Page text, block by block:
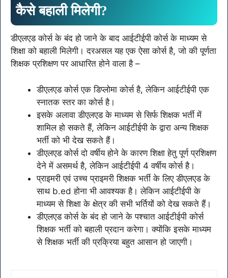
कैसे बहाली मिलेगी?
डीएलएड कोर्स के बंद हो जाने के बाद आईटीईपी कोर्स के माध्यम से
शिक्षा को बहाली मिलेगी। दरअसल यह एक ऐसा कोर्स है, जो की पूर्णता
शिक्षक प्रशिक्षण पर आधारित होने वाला है –
डीएलएड कोर्स एक डिप्लोमा कोर्स है, लेकिन आईटीईपी एक
स्नातक स्तर का कोर्स है।
इसके अलावा डीएलएड के माध्यम से सिर्फ शिक्षक भर्ती में
शामिल हो सकते हैं, लेकिन आईटीईपी के द्वारा अन्य शिक्षक
भर्ती को भी देख सकते हैं।
डीएलएड कोर्स दो वर्षीय होने के कारण शिक्षा हेतु पूर्ण प्रशिक्षण
देने में असमर्थ है, लेकिन आईटीईपी 4 वर्षीय कोर्स है।
प्राइमरी एवं उच्च प्राइमरी शिक्षक भर्ती के लिए डीएलएड के
साथ b.ed होना भी आवश्यक है। लेकिन आईटीईपी के
माध्यम से शिक्षा के क्षेत्र की सभी भर्तियों को देख सकते हैं।
डीएलएड कोर्स के बंद हो जाने के पश्चात आईटीईपी कोर्स
शिक्षक भर्ती को बहाली प्रदान करेगा। क्योंकि इसके माध्यम
से शिक्षक भर्ती की प्रक्रिया बहुत आसान हो जाएगी।